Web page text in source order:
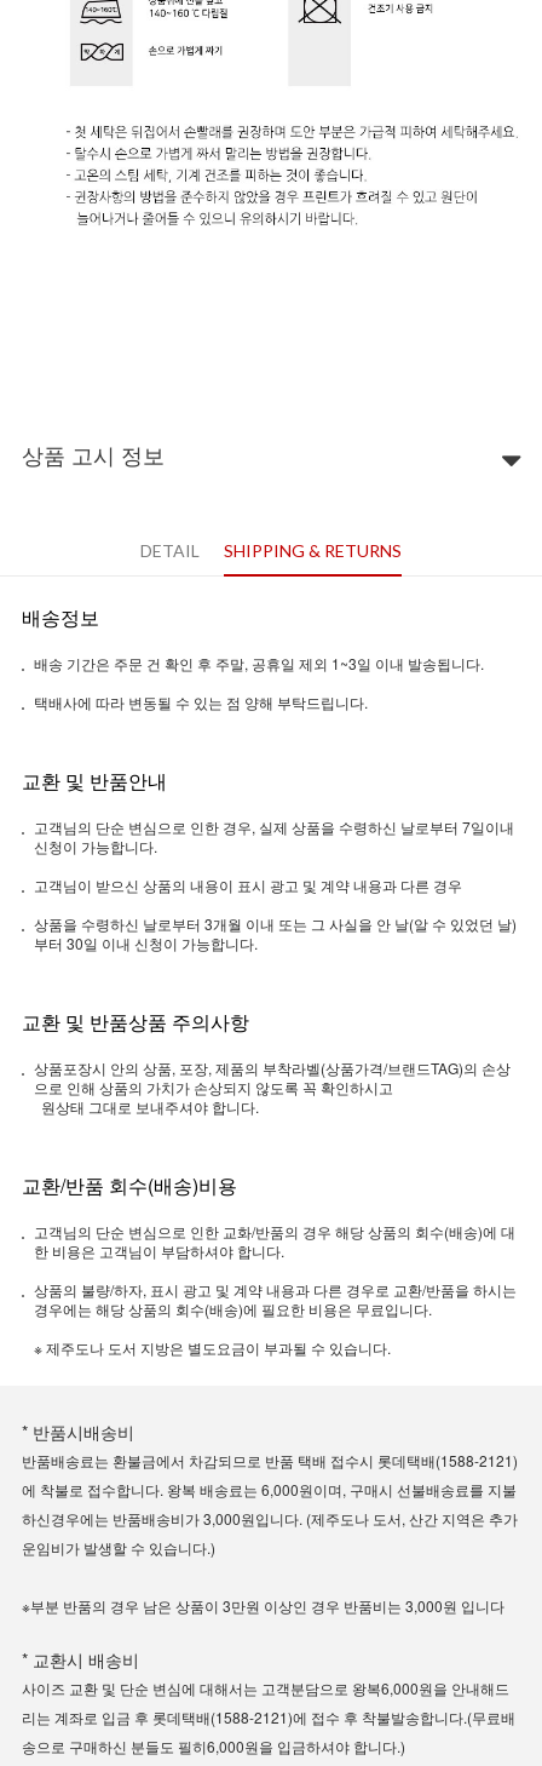
상품 고시 정보
DETAIL SHIPPING & RETURNS
배송정보
배송 기간은 주문 건 확인 후 주말, 공휴일 제외 1~3일 이내 발송됩니다.
택배사에 따라 변동될 수 있는 점 양해 부탁드립니다.
교환 및 반품안내
고객님의 단순 변심으로 인한 경우, 실제 상품을 수령하신 날로부터 7일이내
신청이 가능합니다.
고객님이 받으신 상품의 내용이 표시 광고 및 계약 내용과 다른 경우
상품을 수령하신 날로부터 3개월 이내 또는 그 사실을 안 날(알 수 있었던 날)
부터 30일 이내 신청이 가능합니다.
교환 및 반품상품 주의사항
상품포장시 안의 상품, 포장, 제품의 부착라벨(상품가격/브랜드TAG)의 손상
으로 인해 상품의 가치가 손상되지 않도록 꼭 확인하시고
원상태 그대로 보내주셔야 합니다.
교환/반품 회수(배송)비용
고객님의 단순 변심으로 인한 교화/반품의 경우 해당 상품의 회수(배송)에 대
한 비용은 고객님이 부담하셔야 합니다.
상품의 불량/하자, 표시 광고 및 계약 내용과 다른 경우로 교환/반품을 하시는
경우에는 해당 상품의 회수(배송)에 필요한 비용은 무료입니다.
※ 제주도나 도서 지방은 별도요금이 부과될 수 있습니다.
* 반품시배송비
반품배송료는 환불금에서 차감되므로 반품 택배 접수시 롯데택배(1588-2121)
에 착불로 접수합니다. 왕복 배송료는 6,000원이며, 구매시 선불배송료를 지불
하신경우에는 반품배송비가 3,000원입니다. (제주도나 도서, 산간 지역은 추가
운임비가 발생할 수 있습니다.)
※부분 반품의 경우 남은 상품이 3만원 이상인 경우 반품비는 3,000원 입니다
* 교환시 배송비
사이즈 교환 및 단순 변심에 대해서는 고객분담으로 왕복6,000원을 안내해드
리는 계좌로 입금 후 롯데택배(1588-2121)에 접수 후 착불발송합니다.(무료배
송으로 구매하신 분들도 필히6,000원을 입금하셔야 합니다.)